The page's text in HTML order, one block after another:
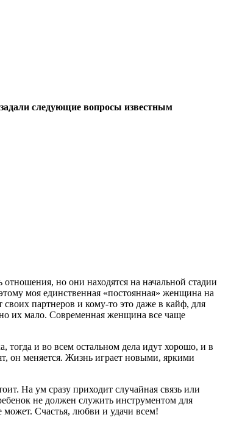
следующие вопросы известным
но они находятся на начальной стадии
моя единственная «постоянная» женщина на
партнеров и кому-то это даже в кайф, для
но их мало. Современная женщина все чаще
тогда и во всем остальном дела идут хорошо, и в
он меняется. Жизнь играет новыми, яркими
На ум сразу приходит случайная связь или
не должен служить инструментом для
может. Счастья, любви и удачи всем!